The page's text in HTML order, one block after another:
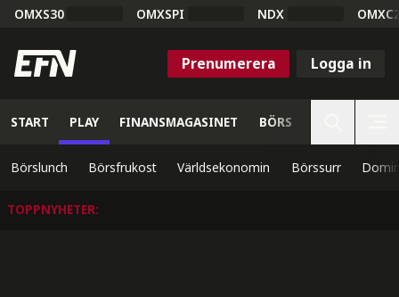
OMXS30 OMXSPI NDX
Prenumerera Logga in
START PLAY FINANSMAGASINET BÖRS
Börslunch Börsfrukost Världsekonomin Börssurr
TOPPNYHETER: